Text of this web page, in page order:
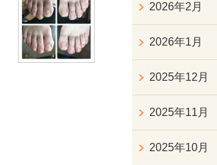
2026年2月
2026年1月
2025年12月
2025年11月
2025年10月